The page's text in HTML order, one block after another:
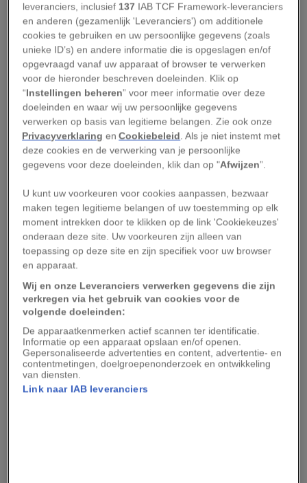
geschapen zijn.’ Ik heb een droom dat op een dag
op de rode heuvels van Georgia de zonen van
voormalige slaven en de zonen van voormalige
slavenhouders samen kunnen aanschuiven aan
de tafel van broederschap. (...) Ik heb een droom
dat mijn vier kinderen op een dag zullen leven in
een land waar zij niet beoordeeld worden op hun
huidskleur, maar op hun karakter.”
Martin Luther King was een van de sprekers
tijdens deze Mars op Washington, georganiseerd
om de eisen van de zwarte
burgerrechtenbeweging in de Amerikaanse
hoofdstad onder de aandacht te brengen. De
spanningen tussen de blanke en zwarte
bevolking waren eind jaren vijftig, begin jaren
zestig in de Verenigde Staten ernstig opgelopen.
De zwarte bevolking verzette zich steeds feller
tegen discriminatie, rechtsongelijkheid en
segregatie. Want hoewel de slavernij in het land
in 1863 officieel was afgeschaft, leefden zwarte
leveranciers, inclusief 137 IAB TCF Framework-leveranciers
en anderen (gezamenlijk 'Leveranciers') om additionele
cookies te gebruiken en uw persoonlijke gegevens (zoals
unieke ID’s) en andere informatie die is opgeslagen en/of
opgevraagd vanaf uw apparaat of browser te verwerken
voor de hieronder beschreven doeleinden. Klik op
“Instellingen beheren” voor meer informatie over deze
doeleinden en waar wij uw persoonlijke gegevens
verwerken op basis van legitieme belangen. Zie ook onze
Privacyverklaring enCookiebeleid. Als je niet instemt met
deze cookies en de verwerking van je persoonlijke
gegevens voor deze doeleinden, klik dan op "Afwijzen”.
U kunt uw voorkeuren voor cookies aanpassen, bezwaar
maken tegen legitieme belangen of uw toestemming op elk
moment intrekken door te klikken op de link 'Cookiekeuzes'
onderaan deze site. Uw voorkeuren zijn alleen van
toepassing op deze site en zijn specifiek voor uw browser
en apparaat.
Wij en onze Leveranciers verwerken gegevens die zijn
verkregen via het gebruik van cookies voor de
volgende doeleinden:
De apparaatkenmerken actief scannen ter identificatie.
Informatie op een apparaat opslaan en/of openen.
Gepersonaliseerde advertenties en content, advertentie- en
contentmetingen, doelgroepenonderzoek en ontwikkeling
van diensten.
Link naar IAB leveranciers